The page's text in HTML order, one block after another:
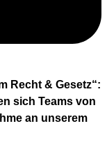
Recht & Gesetz“:
sich Teams von
an unserem